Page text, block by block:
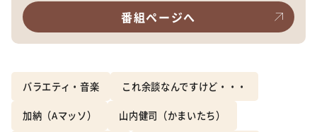
番組ページへ
バラエティ・音楽 これ余談なんですけど・・・
加納（Aマッソ） 山内健司（かまいたち）